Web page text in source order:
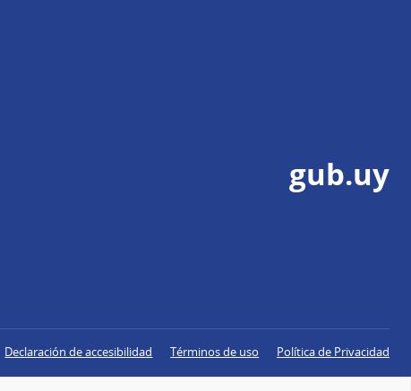
gub.uy
Declaración de accesibilidad Términos de uso Política de Privacidad